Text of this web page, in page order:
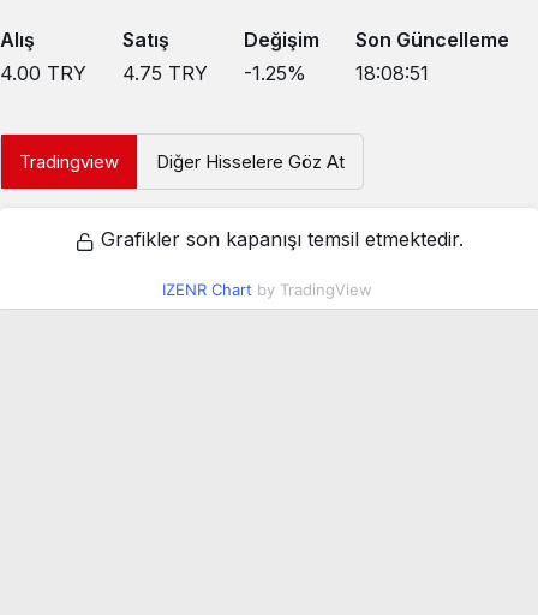
Alış
4.00 TRY
Satış
4.75 TRY
Değişim
-1.25%
Son Güncelleme
18:08:51
Tradingview Diğer Hisselere Göz At
Grafikler son kapanışı temsil etmektedir.
IZENR Chart by TradingView